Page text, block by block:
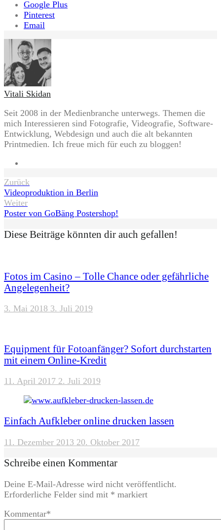
Google Plus
Pinterest
Email
Vitali Skidan
Seit 2008 in der Medienbranche unterwegs. Themen die
mich Interessieren sind Fotografie, Videografie, Software-
Entwicklung, Webdesign und auch die alt bekannten
Printmedien. Ich freue mich für euch zu bloggen!
Beitragsnavigation
Zurück
Videoproduktion in Berlin
Weiter
Poster von GoBäng Postershop!
Diese Beiträge könnten dir auch gefallen!
Fotos im Casino – Tolle Chance oder gefährliche
Angelegenheit?
3. Mai 2018 3. Juli 2019
Equipment für Fotoanfänger? Sofort durchstarten
mit einem Online-Kredit
11. April 2017 2. Juli 2019
Einfach Aufkleber online drucken lassen
11. Dezember 2013 20. Oktober 2017
Schreibe einen Kommentar
Deine E-Mail-Adresse wird nicht veröffentlicht.
Erforderliche Felder sind mit * markiert
Kommentar*